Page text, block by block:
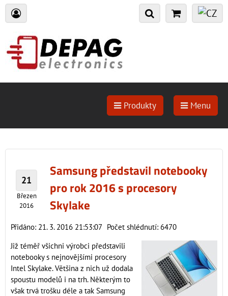
Produkty Menu
21
Březen
2016
Samsung představil notebooky
pro rok 2016 s procesory
Skylake
Přidáno: 21. 3. 2016 21:53:07 Počet shlédnutí: 6470
Již téměř všichni výrobci představili
notebooky s nejnovějšími procesory
Intel Skylake. Většina z nich už dodala
spoustu modelů i na trh. Některým to
však trvá trošku déle a tak Samsung